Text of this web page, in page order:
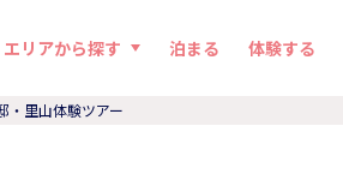
エリアから探す 泊まる 体験する
・里山体験ツアー